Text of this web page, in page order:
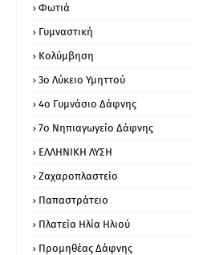
Φωτιά
Γυμναστική
Κολύμβηση
3ο Λύκειο Υμηττού
4ο Γυμνάσιο Δάφνης
7ο Νηπιαγωγείο Δάφνης
ΕΛΛΗΝΙΚΗ ΛΥΣΗ
Ζαχαροπλαστείο
Παπαστράτειο
Πλατεία Ηλία Ηλιού
Προμηθέας Δάφνης